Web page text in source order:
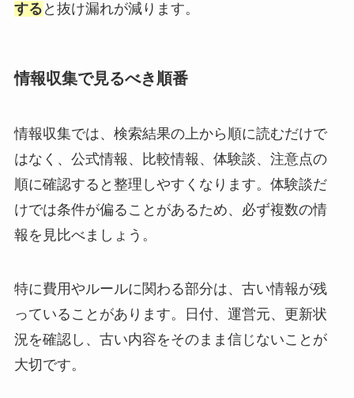
する と抜け漏れが減ります。
情報収集で見るべき順番
情報収集では、検索結果の上から順に読むだけで
はなく、公式情報、比較情報、体験談、注意点の
順に確認すると整理しやすくなります。体験談だ
けでは条件が偏ることがあるため、必ず複数の情
報を見比べましょう。
特に費用やルールに関わる部分は、古い情報が残
っていることがあります。日付、運営元、更新状
況を確認し、古い内容をそのまま信じないことが
大切です。